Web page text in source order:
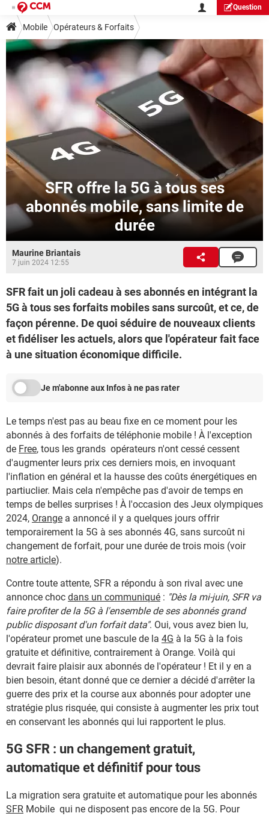
Question
Mobile Opérateurs & Forfaits
SFR offre la 5G à tous ses
abonnés mobile, sans limite de
durée
Maurine Briantais
7 juin 2024 12:55
SFR fait un joli cadeau à ses abonnés en intégrant la
5G à tous ses forfaits mobiles sans surcoût, et ce, de
façon pérenne. De quoi séduire de nouveaux clients
et fidéliser les actuels, alors que l'opérateur fait face
à une situation économique difficile.
Je m'abonne aux Infos à ne pas rater
Le temps n'est pas au beau fixe en ce moment pour les
abonnés à des forfaits de téléphonie mobile ! À l'exception
de Free, tous les grands opérateurs n'ont cessé cessent
d'augmenter leurs prix ces derniers mois, en invoquant
l'inflation en général et la hausse des coûts énergétiques en
partiuclier. Mais cela n'empêche pas d'avoir de temps en
temps de belles surprises ! À l'occasion des Jeux olympiques
2024, Orange a annoncé il y a quelques jours offrir
temporairement la 5G à ses abonnés 4G, sans surcoût ni
changement de forfait, pour une durée de trois mois (voir
notre article).
Contre toute attente, SFR a répondu à son rival avec une
annonce choc dans un communiqué : "Dès la mi-juin, SFR va
faire profiter de la 5G à l'ensemble de ses abonnés grand
public disposantd'un forfait data". Oui, vous avez bien lu,
l'opérateur promet une bascule de la 4G à la 5G à la fois
gratuite et définitive, contrairement à Orange. Voilà qui
devrait faire plaisir aux abonnés de l'opérateur ! Et il y en a
bien besoin, étant donné que ce dernier a décidé d'arrêter la
guerre des prix et la course aux abonnés pour adopter une
stratégie plus risquée, qui consiste à augmenter les prix tout
en conservant les abonnés qui lui rapportent le plus.
5G SFR : un changement gratuit,
automatique et définitif pour tous
La migration sera gratuite et automatique pour les abonnés
SFR Mobile qui ne disposent pas encore de la 5G. Pour